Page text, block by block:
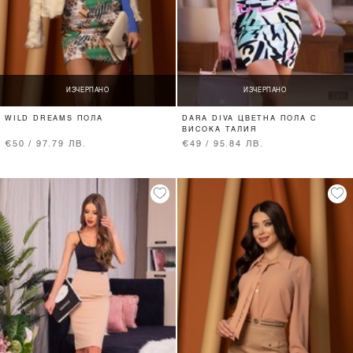
ИЗЧЕРПАНО
WILD DREAMS ПОЛА
€50 / 97.79 ЛВ.
ИЗЧЕРПАНО
DARA DIVA ЦВЕТНА ПОЛА С
ВИСОКА ТАЛИЯ
€49 / 95.84 ЛВ.